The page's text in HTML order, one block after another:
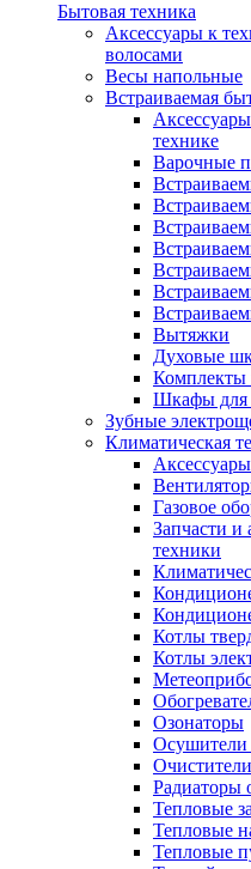
Бытовая техника
Аксессуары к
волосами
Весы напольные
Встраиваемая
технике
Варочные
Вытяжки
Духовые
Комплекты
Шкафы для
Зубные
Климатическая
Газовое
Запчасти и
техники
Котлы
Котлы
Озонаторы
Осушители
Радиаторы
Тепловые
Тепловые
Тепловые